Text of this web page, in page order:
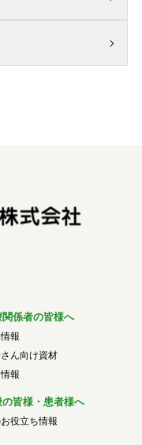
関係者の皆様へ
報
ん向け資材
報
の皆様・患者様へ
役立ち情報